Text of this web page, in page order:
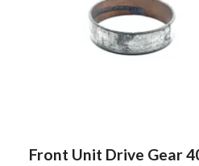
Front Unit Drive Gear